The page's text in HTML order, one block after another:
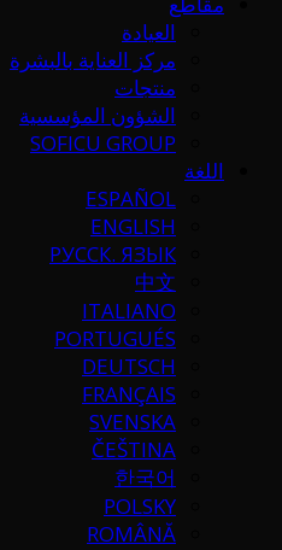
العيادة
مركز العناية بالبشرة
منتجات
الشؤون المؤسسية
SOFICU GROUP
اللغة
ESPAÑOL
ENGLISH
РУССК. ЯЗЫК
中文
ITALIANO
PORTUGUÉS
DEUTSCH
FRANÇAIS
SVENSKA
ČEŠTINA
한국어
POLSKY
ROMÂNĂ